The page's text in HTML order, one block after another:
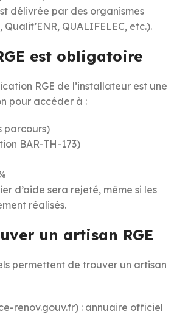
délivrée par des organismes
QUALIFELEC, etc.).
est obligatoire
RGE de l’installateur est une
pour accéder à :
parcours)
BAR-TH-173)
d’aide sera rejeté, même si les
réalisés.
un artisan RGE
permettent de trouver un artisan
renov.gouv.fr) : annuaire officiel